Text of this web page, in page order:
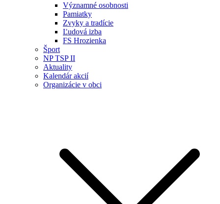
Významné osobnosti
Pamiatky
Zvyky a tradície
Ľudová izba
FS Hrozienka
Šport
NP TSP II
Aktuality
Kalendár akcií
Organizácie v obci